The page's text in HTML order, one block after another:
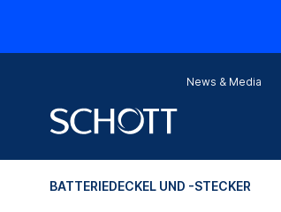
News & Media
BATTERIEDECKEL UND -STECKER